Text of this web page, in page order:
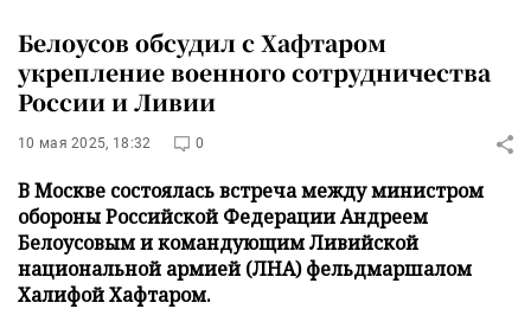
Белоусов обсудил с Хафтаром
укрепление военного сотрудничества
России и Ливии
10 мая 2025, 18:32 0
В Москве состоялась встреча между министром
обороны Российской Федерации Андреем
Белоусовым и командующим Ливийской
национальной армией (ЛНА) фельдмаршалом
Халифой Хафтаром.